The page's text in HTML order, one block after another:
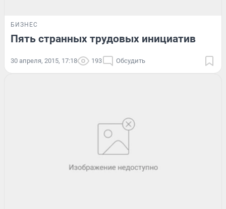
БИЗНЕС
Пять странных трудовых инициатив
30 апреля, 2015, 17:18 193 Обсудить